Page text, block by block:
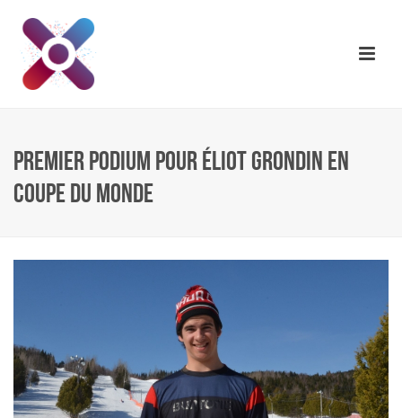
PREMIER PODIUM POUR ÉLIOT GRONDIN EN
COUPE DU MONDE